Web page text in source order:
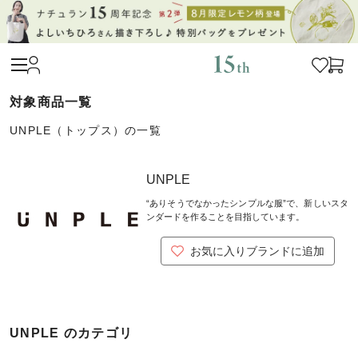
UNPLE（トップス）の一覧
UNPLE
“ありそうでなかったシンプルな服”で、新しいスタ
ンダードを作ることを目指しています。
お気に入りブランドに追加
UNPLE のカテゴリ